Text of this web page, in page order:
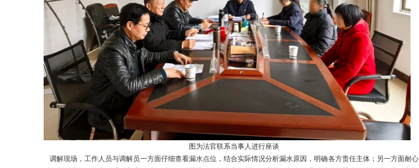
图为法官联系当事人进行座谈
调解现场，工作人员与调解员一方面仔细查看漏水点位，结合实际情况分析漏水原因，明确各方责任主体；另一方面耐心